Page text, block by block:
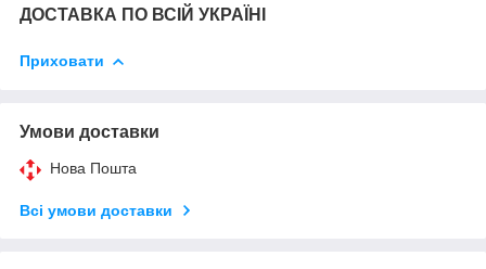
ДОСТАВКА ПО ВСІЙ УКРАЇНІ
Приховати
Умови доставки
Нова Пошта
Всі умови доставки